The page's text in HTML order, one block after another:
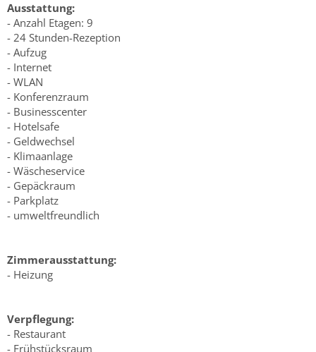
Ausstattung:
- Anzahl Etagen: 9
- 24 Stunden-Rezeption
- Aufzug
- Internet
- WLAN
- Konferenzraum
- Businesscenter
- Hotelsafe
- Geldwechsel
- Klimaanlage
- Wäscheservice
- Gepäckraum
- Parkplatz
- umweltfreundlich
Zimmerausstattung:
- Heizung
Verpflegung:
- Restaurant
- Frühstücksraum